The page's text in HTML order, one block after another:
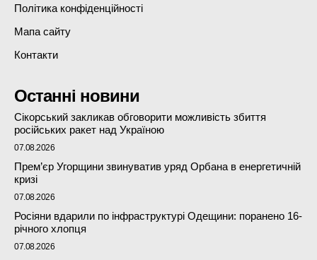
Політика конфіденційності
Мапа сайту
Контакти
Останні новини
Сікорський закликав обговорити можливість збиття
російських ракет над Україною
07.08.2026
Прем’єр Угорщини звинуватив уряд Орбана в енергетичній
кризі
07.08.2026
Росіяни вдарили по інфраструктурі Одещини: поранено 16-
річного хлопця
07.08.2026